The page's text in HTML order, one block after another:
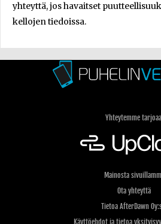
yhteyttä, jos havaitset
kellojen tiedoissa.
Yhteytemme
Mainosta
Ota yhteyttä
Tietoa AfterDawn
Käyttöehdot ja tietoa